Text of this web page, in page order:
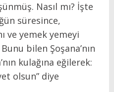
Nasıl mı? İşte
süresince,
ve yemek yemeyi
bilen Şoşana’nın
kulağına eğilerek:
olsun” diye